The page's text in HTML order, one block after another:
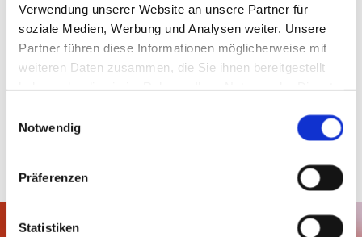
Verwendung unserer Website an unsere Partner für
soziale Medien, Werbung und Analysen weiter. Unsere
Partner führen diese Informationen möglicherweise mit
weiteren Daten zusammen, die Sie ihnen bereitgestellt
Notwendig
Präferenzen
Statistiken
uns auf.
Wir freuen uns auf Ihre Anfrage.
ANFRAGE SENDEN